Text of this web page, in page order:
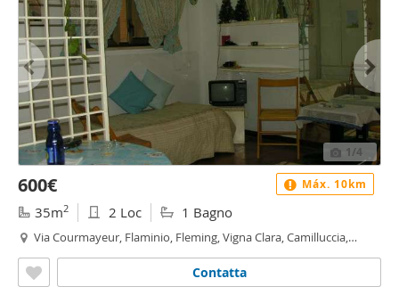
1/4
600€
35m2 2 Loc 1 Bagno
Via Courmayeur, Flaminio, Fleming, Vigna Clara, Camilluccia,
Contatta
Máx. 10km